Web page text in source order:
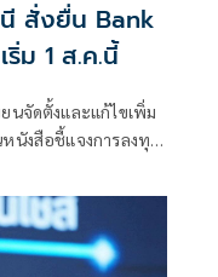
สั่งยื่น Bank
ม 1 ส.ค.นี้
จัดตั้งและแก้ไขเพิ่ม
นังสือชี้แจงการลงทุน